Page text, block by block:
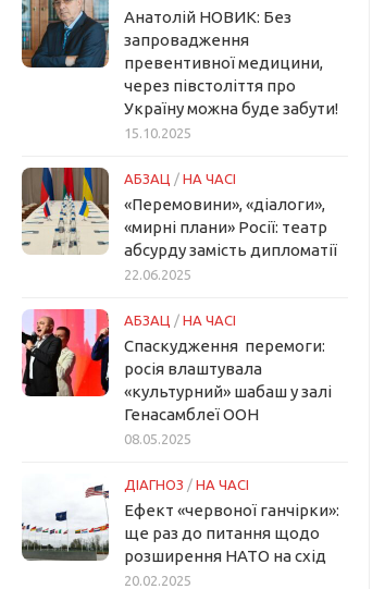
Анатолій НОВИК: Без
запровадження
превентивної медицини,
через півстоліття про
Україну можна буде забути!
15.10.2025
АБЗАЦ / НА ЧАСІ
«Перемовини», «діалоги»,
«мирні плани» Росії: театр
абсурду замість дипломатії
22.06.2025
АБЗАЦ / НА ЧАСІ
Спаскудження перемоги:
росія влаштувала
«культурний» шабаш у залі
Генасамблеї ООН
08.05.2025
ДІАГНОЗ / НА ЧАСІ
Ефект «червоної ганчірки»:
ще раз до питання щодо
розширення НАТО на схід
20.02.2025